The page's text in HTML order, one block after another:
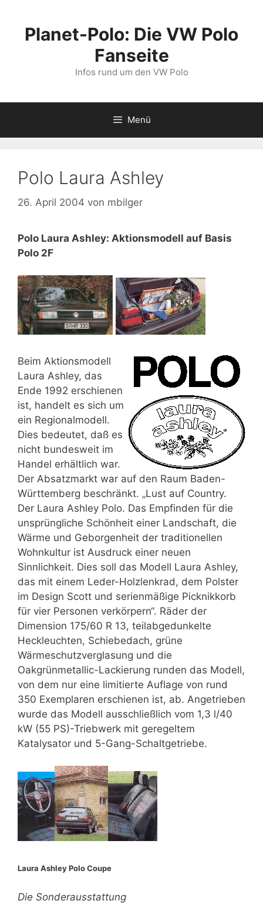
springenPlanet-Polo: Die VW Polo
Fanseite
Infos rund um den VW Polo
Menü
Polo Laura Ashley
26. April 2004 von mbilger
Polo Laura Ashley: Aktionsmodell auf Basis
Polo 2F
Beim Aktionsmodell
Laura Ashley, das
Ende 1992 erschienen
ist, handelt es sich um
ein Regionalmodell.
Dies bedeutet, daß es
nicht bundesweit im
Handel erhältlich war.
Der Absatzmarkt war auf den Raum Baden-
Württemberg beschränkt. „Lust auf Country.
Der Laura Ashley Polo. Das Empfinden für die
unsprüngliche Schönheit einer Landschaft, die
Wärme und Geborgenheit der traditionellen
Wohnkultur ist Ausdruck einer neuen
Sinnlichkeit. Dies soll das Modell Laura Ashley,
das mit einem Leder-Holzlenkrad, dem Polster
im Design Scott und serienmäßige Picknikkorb
für vier Personen verkörpern“. Räder der
Dimension 175/60 R 13, teilabgedunkelte
Heckleuchten, Schiebedach, grüne
Wärmeschutzverglasung und die
Oakgrünmetallic-Lackierung runden das Modell,
von dem nur eine limitierte Auflage von rund
350 Exemplaren erschienen ist, ab. Angetrieben
wurde das Modell ausschließlich vom 1,3 l/40
kW (55 PS)-Triebwerk mit geregeltem
Katalysator und 5-Gang-Schaltgetriebe.
Laura Ashley Polo Coupe
Die Sonderausstattung